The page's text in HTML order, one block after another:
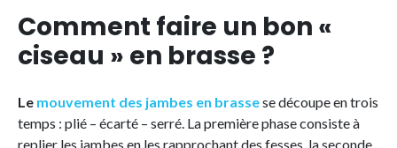
Comment faire un bon «
ciseau » en brasse ?
Le mouvement des jambes en brassese découpe en trois
temps : plié – écarté – serré. La première phase consiste à
replier les jambes en les rapprochant des fesses, la seconde